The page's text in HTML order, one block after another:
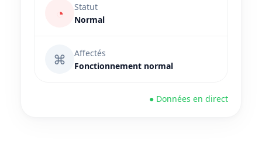
◔
Statut
Normal
⌘
Affectés
Fonctionnement normal
● Données en direct